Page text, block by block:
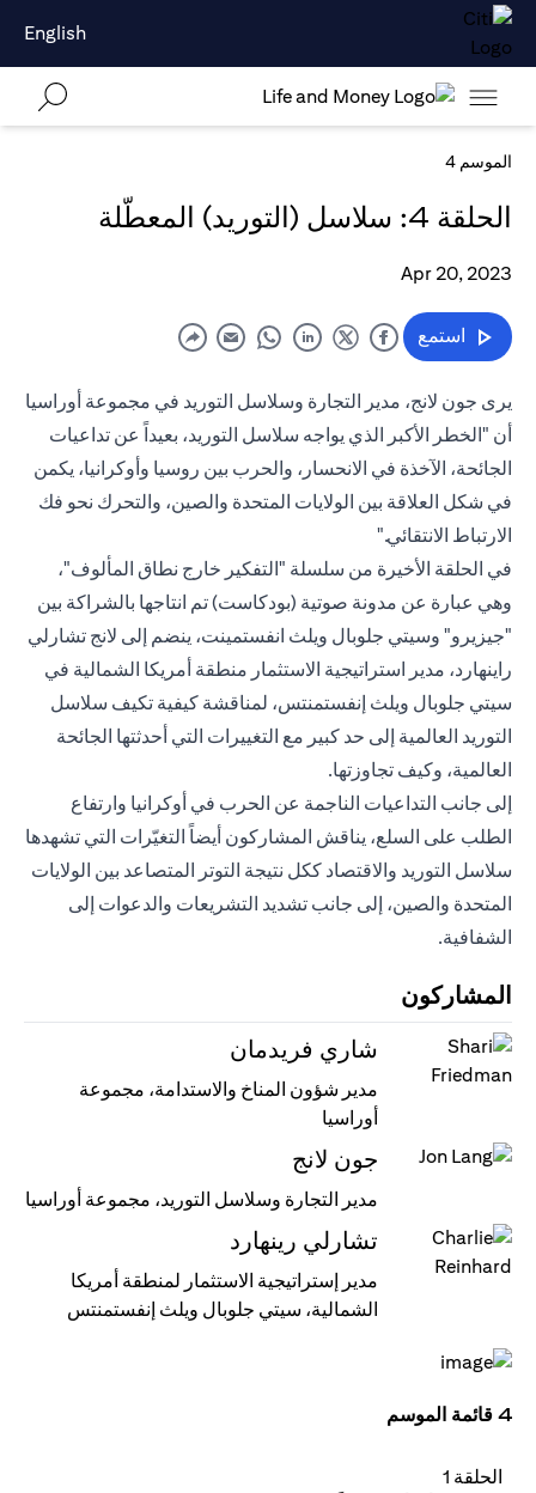
English
الموسم 4
الحلقة 4: سلاسل (التوريد) المعطّلة
Apr 20, 2023
استمع
يرى جون لانج، مدير التجارة وسلاسل التوريد في مجموعة أوراسيا
أن "الخطر الأكبر الذي يواجه سلاسل التوريد، بعيداً عن تداعيات
الجائحة، الآخذة في الانحسار، والحرب بين روسيا وأوكرانيا، يكمن
في شكل العلاقة بين الولايات المتحدة والصين، والتحرك نحو فك
الارتباط الانتقائي."
في الحلقة الأخيرة من سلسلة "التفكير خارج نطاق المألوف"،
وهي عبارة عن مدونة صوتية (بودكاست) تم انتاجها بالشراكة بين
"جيزيرو" وسيتي جلوبال ويلث انفستمينت، ينضم إلى لانج تشارلي
راينهارد، مدير استراتيجية الاستثمار منطقة أمريكا الشمالية في
سيتي جلوبال ويلث إنفستمنتس، لمناقشة كيفية تكيف سلاسل
التوريد العالمية إلى حد كبير مع التغييرات التي أحدثتها الجائحة
العالمية، وكيف تجاوزتها.
إلى جانب التداعيات الناجمة عن الحرب في أوكرانيا وارتفاع
الطلب على السلع، يناقش المشاركون أيضاً التغيّرات التي تشهدها
سلاسل التوريد والاقتصاد ككل نتيجة التوتر المتصاعد بين الولايات
المتحدة والصين، إلى جانب تشديد التشريعات والدعوات إلى
الشفافية.
المشاركون
شاري فريدمان
مدير شؤون المناخ والاستدامة، مجموعة
أوراسيا
جون لانج
مدير التجارة وسلاسل التوريد، مجموعة أوراسيا
تشارلي رينهارد
مدير إستراتيجية الاستثمار لمنطقة أمريكا
الشمالية، سيتي جلوبال ويلث إنفستمنتس
4 قائمة الموسم
الحلقة 1